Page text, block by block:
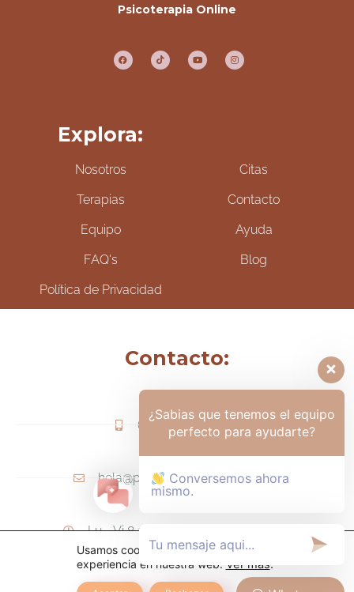
Psicoterapia Online
Explora:
Nosotros
Terapias
Equipo
FAQ's
Política de Privacidad
Citas
Contacto
Ayuda
Blog
Contacto:
(+57) 317-6006425
hola@psicologamariapaula.com
Lu - Vi 8 am a 6 pm - Sa 8am - 12m
Usamos cookies para ofrecerte la mejor
experiencia en nuestra web. Ver más.
¿Sabias que tenemos el equipo
perfecto para ayudarte?
Conversemos ahora
mismo.